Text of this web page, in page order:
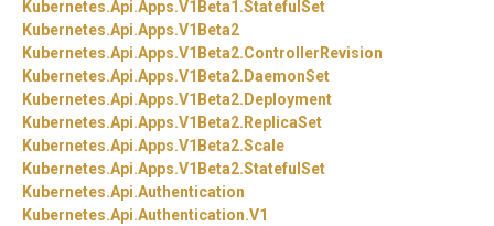
Kubernetes.Api.Apps.V1Beta1.StatefulSet
Kubernetes.Api.Apps.V1Beta2
Kubernetes.Api.Apps.V1Beta2.ControllerRevision
Kubernetes.Api.Apps.V1Beta2. DaemonSet
Kubernetes.Api.Apps.V1Beta2. Deployment
Kubernetes.Api.Apps.V1Beta2. ReplicaSet
Kubernetes.Api.Apps.V1Beta2.Scale
Kubernetes.Api.Apps.V1Beta2.StatefulSet
Kubernetes.Api.Authentication
Kubernetes.Api.Authentication.V1